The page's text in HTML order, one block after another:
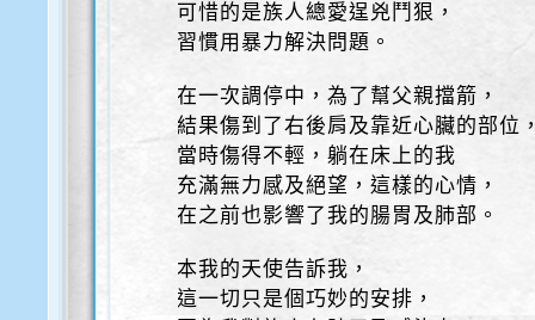
可惜的是族人總愛逞兇鬥狠，
習慣用暴力解決問題。
在一次調停中，為了幫父親擋箭，
結果傷到了右後肩及靠近心臟的部位
當時傷得不輕，躺在床上的我
充滿無力感及絕望，這樣的心情，
在之前也影響了我的腸胃及肺部。
本我的天使告訴我，
這一切只是個巧妙的安排，